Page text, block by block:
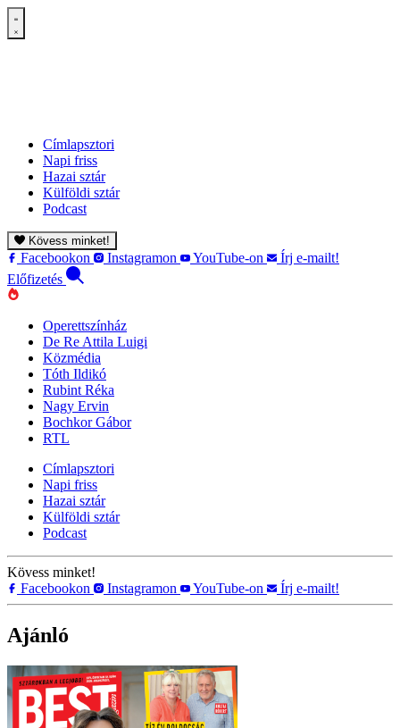
Címlapsztori
Napi friss
Hazai sztár
Külföldi sztár
Podcast
Kövess minket!
Facebookon Instagramon YouTube-on
Írj e-mailt!
Előfizetés
Operettszínház
De Re Attila Luigi
Közmédia
Tóth Ildikó
Rubint Réka
Nagy Ervin
Bochkor Gábor
RTL
Címlapsztori
Napi friss
Hazai sztár
Külföldi sztár
Podcast
Kövess minket!
Facebookon
Instagramon YouTube-on Írj e-mailt!
Ajánló